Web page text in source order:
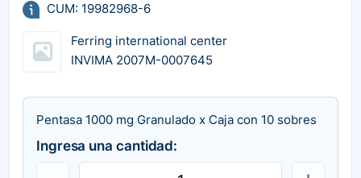
CUM: 19982968-6
Ferring international center
INVIMA 2007M-0007645
Pentasa 1000 mg Granulado x Caja con 10 sobres
Ingresa una cantidad: